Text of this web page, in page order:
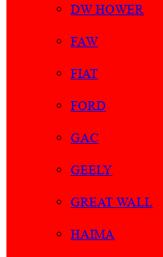
DW HOWER
FAW
FIAT
FORD
GAC
GEELY
GREAT WALL
HAIMA